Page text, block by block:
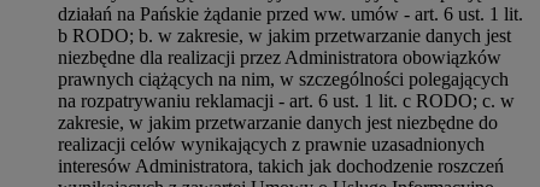
działań na Pańskie żądanie przed ww. umów - art. 6 ust. 1 lit.
b RODO; b. w zakresie, w jakim przetwarzanie danych jest
niezbędne dla realizacji przez Administratora obowiązków
prawnych ciążących na nim, w szczególności polegających
na rozpatrywaniu reklamacji - art. 6 ust. 1 lit. c RODO; c. w
zakresie, w jakim przetwarzanie danych jest niezbędne do
realizacji celów wynikających z prawnie uzasadnionych
interesów Administratora, takich jak dochodzenie roszczeń